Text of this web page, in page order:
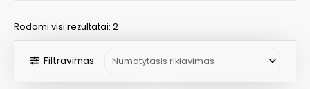
Rodomi visi rezultatai: 2
Filtravimas